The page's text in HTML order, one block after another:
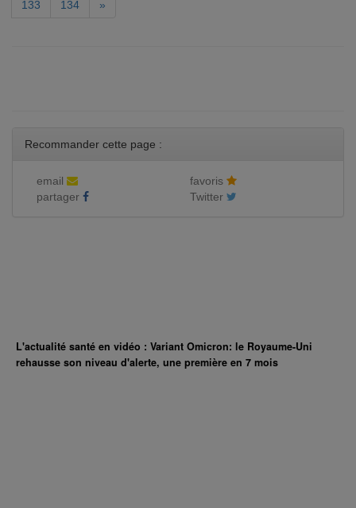
133 134 »
Recommander cette page :
email
favoris
partager
Twitter
L'actualité santé en vidéo : Variant Omicron: le Royaume-Uni
rehausse son niveau d'alerte, une première en 7 mois